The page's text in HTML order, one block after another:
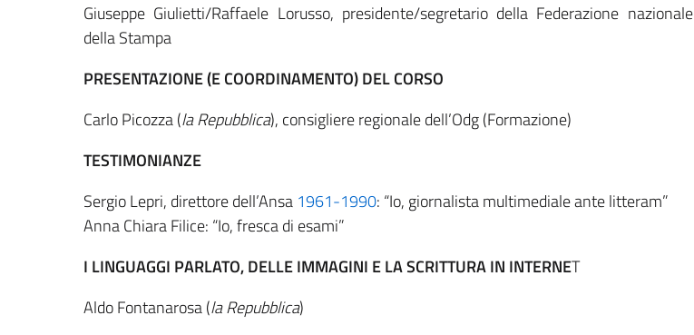
Giuseppe Giulietti/Raffaele Lorusso, presidente/segretario della Federazione nazionale
della Stampa
PRESENTAZIONE (E COORDINAMENTO) DEL CORSO
Carlo Picozza (la Repubblica), consigliere regionale dell’Odg (Formazione)
TESTIMONIANZE
Sergio Lepri, direttore dell’Ansa 1961-1990: “Io, giornalista multimediale ante litteram”
Anna Chiara Filice: “Io, fresca di esami”
I LINGUAGGI PARLATO, DELLE IMMAGINI E LA SCRITTURA IN INTERNET
Aldo Fontanarosa (la Repubblica)